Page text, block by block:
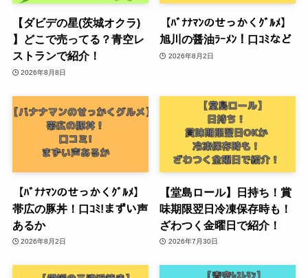
【ダビデの星(茨城オクラ)
】どこで売ってる？青空レ
ストランで紹介！
2026年8月8日
【ﾊﾞﾅﾅﾏﾝのせっかくｸﾞﾙﾒ】
旭川の醤油ﾗｰﾒﾝ！口ｺﾐなど
2026年8月2日
【ﾊﾞﾅﾅﾏﾝのせっかくｸﾞﾙﾒ】
帯広の豚丼！口ｺﾐ!まずい声
あるか
2026年8月2日
【堂島ロール】日持ち！賞
味期限翌日冷凍保存時も！
ざわつく金曜日で紹介！
2026年7月30日